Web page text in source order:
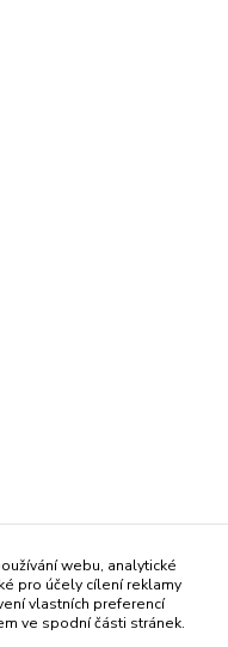
webu, analytické
pro účely cílení reklamy
vlastních preferencí
ve spodní části stránek.